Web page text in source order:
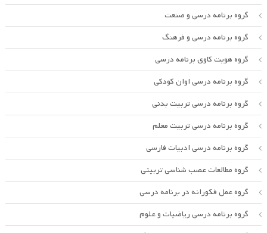
گروه برنامه درسی و صنعت
گروه برنامه درسی و فرهنگ
گروه هویت کاوی برنامه درسی
گروه برنامه درسی اوان کودکی
گروه برنامه درسی تربیت بدنی
گروه برنامه درسی تربیت معلم
گروه برنامه درسی ادبیات فارسی
گروه مطالعات عصب شناسی تربیتی
گروه عمل فکورانه در برنامه درسی
گروه برنامه درسی ریاضیات و علوم